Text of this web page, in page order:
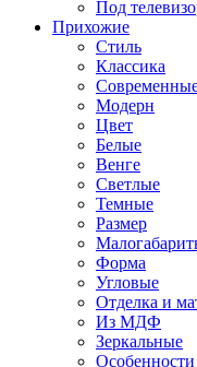
Под
Прихожие
Стиль
Классика
Модерн
Цвет
Белые
Венге
Светлые
Темные
Размер
Форма
Угловые
Отделка и
Из МДФ
Зеркальные
Особенности